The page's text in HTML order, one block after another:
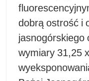
dobrą ostrość i
jasnogórskiego
wymiary 31,25